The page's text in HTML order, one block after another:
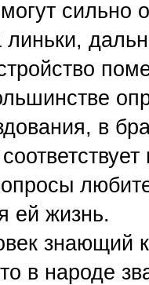
сильно
линьки,
в
ей жизнь.
знающий
в народе